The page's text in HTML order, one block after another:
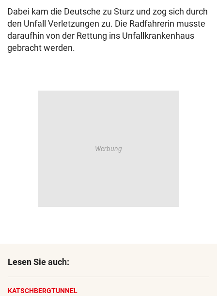
Dabei kam die Deutsche zu Sturz und zog sich durch
den Unfall Verletzungen zu. Die Radfahrerin musste
daraufhin von der Rettung ins Unfallkrankenhaus
gebracht werden.
Lesen Sie auch:
KATSCHBERGTUNNEL